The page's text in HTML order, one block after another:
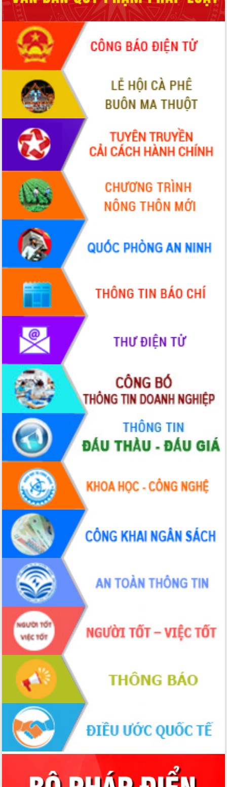
Phó Chủ tịch Thường trực UBND tỉnh
Hồ Thị Nguyên Thảo làm việc tại Trung
tâm Phục vụ hành chính công xã Ea
Phê
Xây dựng nền hành chính số đồng
hành cùng nông dân dân, doanh nghiệp
Giai đoạn 2026-2030, Đắk Lắk phấn
đấu có 77% xã đạt chuẩn nông thôn
Chuyển đổi số 'mở đường' cho nông
nghiệp Đắk Lắk tăng trưởng bứt phá
Triển khai đồng bộ đo đạc, lập hồ sơ
địa chính, hoàn thiện cơ sở dữ liệu đất
đai
Ứng dụng sinh trắc học - Bước tiến
trong hành trình chuyển đổi số tại Đắk
Đắk Lắk nâng cao hiệu quả công tác
Đảng từ Sổ tay đảng viên điện tử
Đắk Lắk đẩy mạnh nuôi biển công
nghệ, hướng tới phát triển thủy sản
bền vững
Tập huấn nâng cao năng lực triển khai
chuyển đổi số cho cán bộ, công chức
cấp xã
Đắk Lắk phát động hưởng ứng Ngày
Quyền của người tiêu dùng Việt Nam
Đẩy mạnh cải cách hành chính, quyết
tâm đạt được mục tiêu tăng trưởng
hai con số trong năm 2026
Tổ chức trang trọng Lễ hội Đền thờ
Lương Văn Chánh năm 2026
Phó Bí thư Tỉnh ủy Đắk Lắk Đỗ Hữu
Huy giữ chức Bí thư Đảng ủy Ủy Ban
Nhân dân tỉnh
Bệnh án điện tử thúc đẩy chuyển đổi
số y tế tại Đắk Lắk
Chuyển đổi số thư viện: Mở rộng
không gian tri thức trong thời đại số
Đánh giá, rút kinh nghiệm công tác tổ
chức diễn tập trước ngày bầu cử
Chương trình “Gặp gỡ hữu nghị –
Friendship Meeting New Year 2026”
Bầu cử Quốc hội và HĐND: Cử tri Đắk
Lắk gửi gắm niềm tin, kỳ vọng vào lá
phiếu
Đắk Lắk sẵn sàng các điều kiện cho
Ngày hội bầu cử đại biểu Quốc hội
khóa XVI và HĐND các cấp nhiệm kỳ
2026-2031
Đảm bảo cuộc bầu cử đại biểu Quốc
hội và đại biểu HĐND các cấp diễn ra
an toàn, hiệu quả, đúng quy định
Thủ tướng Chính phủ Phạm Minh Chính
kiểm tra, chỉ đạo hoàn thành các dự
án cao tốc và thăm khu tái định cư tại
Đắk Lắk
Sôi nổi Hội đua ngựa truyền thống Gò
Thì Thùng mừng Xuân Bính Ngọ 2026
Lãnh đạo tỉnh dâng hương tưởng niệm
tại Đập Đồng Cam đầu Xuân Bính Ngọ
Ngành nông nghiệp phấn đấu tăng
trưởng đạt 5,86% trong năm 2026
UBND tỉnh Đắk Lắk triển khai công tác
quốc phòng, quân sự địa phương năm
2026
Đắk Lắk tập trung toàn lực khắc phục
Đoàn thanh tra EC
Chủ tịch UBND tỉnh Tạ Anh Tuấn thăm,